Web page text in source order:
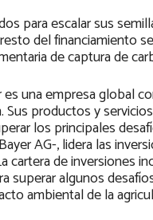
para escalar sus
del financiamiento
de captura de
es una empresa global
productos y
los principales
AG-, lidera las
cartera de inversiones
superar algunos
ambiental de la